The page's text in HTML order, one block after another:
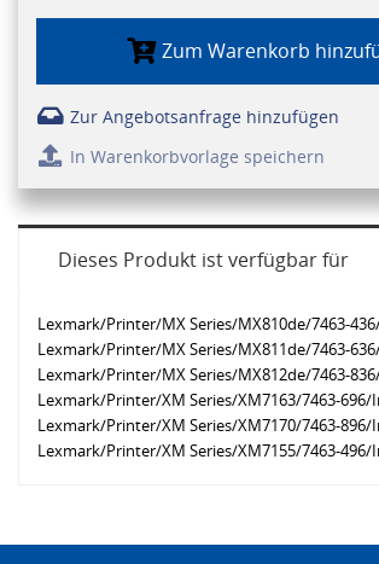
Zum Warenkorb
Zur Angebotsanfrage hinzufügen
In Warenkorbvorlage speichern
Dieses Produkt ist verfügbar für
Lexmark/Printer/MX Series/MX810de/7463-
Lexmark/Printer/MX Series/MX811de/7463-
Lexmark/Printer/MX Series/MX812de/7463-
Lexmark/Printer/XM Series/XM7163/7463-
Lexmark/Printer/XM Series/XM7170/7463-
Lexmark/Printer/XM Series/XM7155/7463-